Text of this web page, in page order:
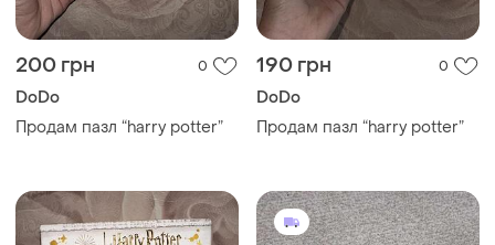
200 грн 0
DoDo
Продам пазл “harry potter”
190 грн 0
DoDo
Продам пазл “harry potter”